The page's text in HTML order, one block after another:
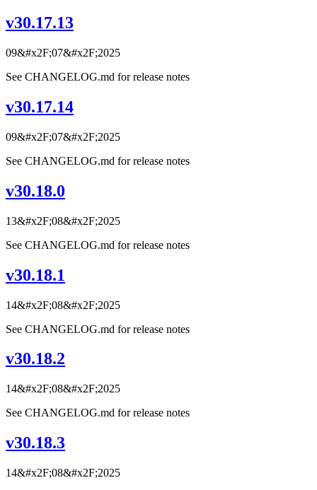
v30.17.13
09&#x2F;07&#x2F;2025
See CHANGELOG.md for release notes
v30.17.14
09&#x2F;07&#x2F;2025
See CHANGELOG.md for release notes
v30.18.0
13&#x2F;08&#x2F;2025
See CHANGELOG.md for release notes
v30.18.1
14&#x2F;08&#x2F;2025
See CHANGELOG.md for release notes
v30.18.2
14&#x2F;08&#x2F;2025
See CHANGELOG.md for release notes
v30.18.3
14&#x2F;08&#x2F;2025